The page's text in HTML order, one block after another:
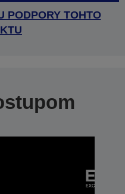
PODPORY TOHTO